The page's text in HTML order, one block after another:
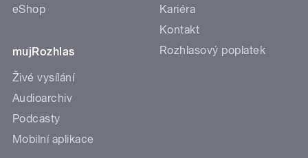
eShop
mujRozhlas
Živé vysílání
Audioarchiv
Podcasty
Mobilní aplikace
Kariéra
Kontakt
Rozhlasový poplatek